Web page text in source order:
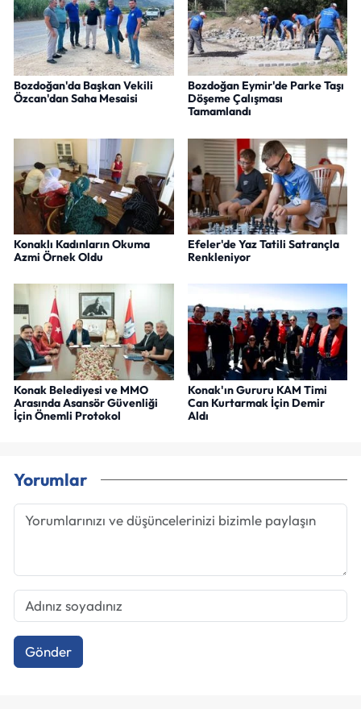
Bozdoğan'da Başkan Vekili
Özcan'dan Saha Mesaisi
Bozdoğan Eymir'de Parke Taşı
Döşeme Çalışması
Tamamlandı
Konaklı Kadınların Okuma
Azmi Örnek Oldu
Efeler'de Yaz Tatili Satrançla
Renkleniyor
Konak Belediyesi ve MMO
Arasında Asansör Güvenliği
İçin Önemli Protokol
Konak'ın Gururu KAM Timi
Can Kurtarmak İçin Demir
Aldı
Yorumlar
Gönder